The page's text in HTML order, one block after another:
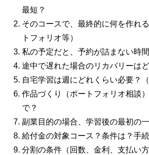
最短？
そのコースで、最終的に何を作れ
トフォリオ等）
私の予定だと、予約が詰まない時
途中で遅れた場合のリカバリーは
自宅学習は週にどれくらい必要？
作品づくり（ポートフォリオ相談
で？
副業目的の場合、学習後の最初の
給付金の対象コース？条件は？手
分割の条件（回数、金利、支払い